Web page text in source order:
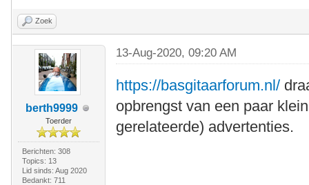
Zoek
berth9999
Toerder
Berichten: 308
Topics: 13
Lid sinds: Aug 2020
Bedankt: 711
13-Aug-2020, 09:20 AM
https://basgitaarforum.nl/
opbrengst van een paar
gerelateerde) advertenties.